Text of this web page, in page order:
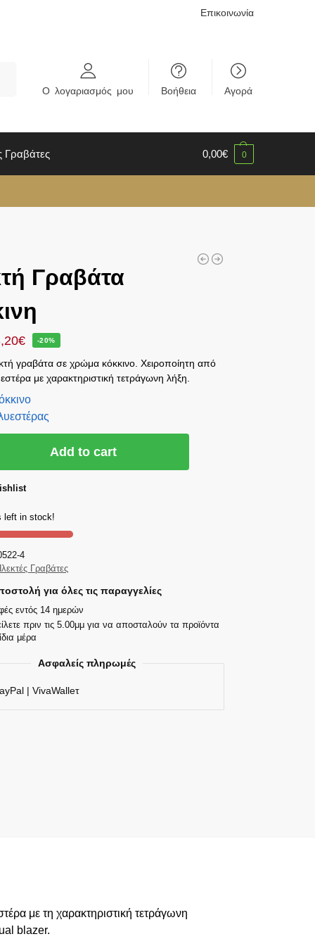
Επικοινωνία
Ο λογαριασμός μου Βοήθεια Αγορά
Γραβάτες 0,00€ 0
Γραβάτα
€ -20%
γραβάτα σε χρώμα κόκκινο. Χειροποίητη από
με χαρακτηριστική τετράγωνη λήξη.
Add to cart
left in stock!
4
Γραβάτες
για όλες τις παραγγελίες
εντός 14 ημερών
πριν τις 5.00μμ για να αποσταλούν τα προϊόντα
μέρα
Ασφαλείς πληρωμές
| VivaWalleτ
με τη χαρακτηριστική τετράγωνη
blazer.